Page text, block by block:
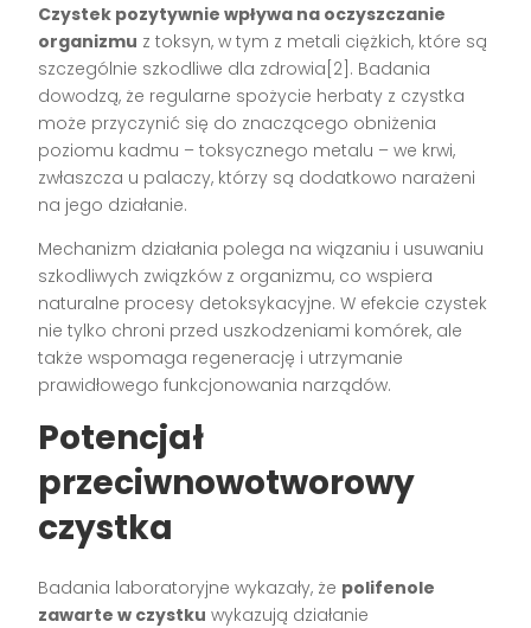
Czystek pozytywnie wpływa na oczyszczanie
organizmu z toksyn, w tym z metali ciężkich, które są
szczególnie szkodliwe dla zdrowia[2]. Badania
dowodzą, że regularne spożycie herbaty z czystka
może przyczynić się do znaczącego obniżenia
poziomu kadmu – toksycznego metalu – we krwi,
zwłaszcza u palaczy, którzy są dodatkowo narażeni
na jego działanie.
Mechanizm działania polega na wiązaniu i usuwaniu
szkodliwych związków z organizmu, co wspiera
naturalne procesy detoksykacyjne. W efekcie czystek
nie tylko chroni przed uszkodzeniami komórek, ale
także wspomaga regenerację i utrzymanie
prawidłowego funkcjonowania narządów.
Potencjał
przeciwnowotworowy
czystka
Badania laboratoryjne wykazały, że polifenole
zawarte w czystku wykazują działanie